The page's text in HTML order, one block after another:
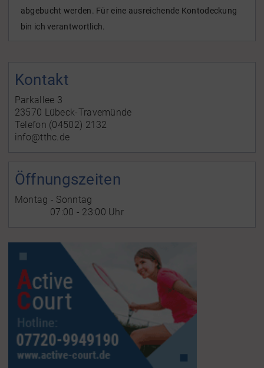
abgebucht werden. Für eine ausreichende Kontodeckung
bin ich verantwortlich.
Kontakt
Parkallee 3
23570 Lübeck-Travemünde
Telefon (04502) 2132
info@tthc.de
Öffnungszeiten
Montag - Sonntag
07:00 - 23:00 Uhr